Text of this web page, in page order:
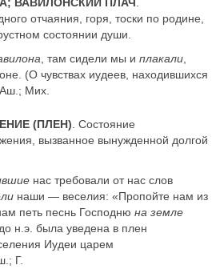
отчаяния, горя, тоски по родине,
состоянии души.
, там сидели мы и плакали
(О чувствах иудеев, находившихся
Мих.
(ПЛЕН) . Состояние
вызванное вынужденной долгой
нас требовали от нас слов
наши — веселия: «Пропойте нам из
петь песнь Господню на земле
н.э. была уведена в плен
Иудеи царем
Г.